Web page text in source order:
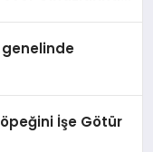
İşe Götür